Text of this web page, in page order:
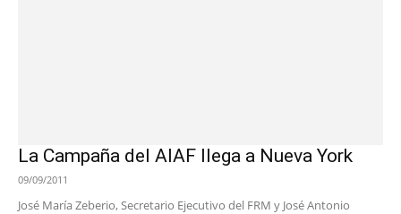
La Campaña del AIAF llega a Nueva York
09/09/2011
José María Zeberio, Secretario Ejecutivo del FRM y José Antonio